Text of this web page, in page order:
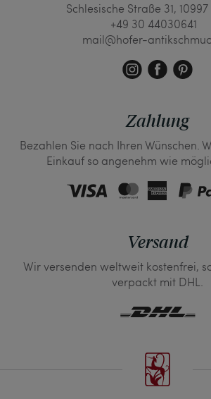
Schlesische Straße 31,
+49 30 44030641
mail@hofer-
Zahlung
Bezahlen Sie nach Ihren Wünschen.
Einkauf so angenehm wie
Versand
Wir versenden weltweit kostenfrei,
verpackt mit DHL.